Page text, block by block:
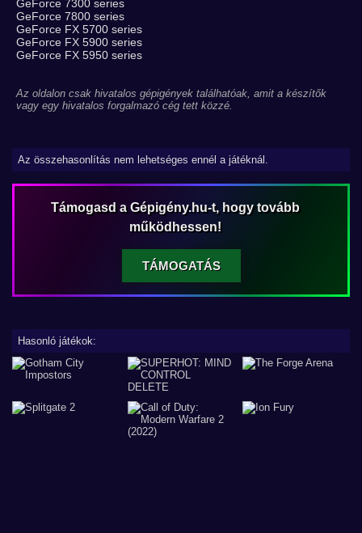
GeForce 7300 series
GeForce 7800 series
GeForce FX 5700 series
GeForce FX 5900 series
GeForce FX 5950 series
Az oldalon csak hivatalos gépigények találhatóak, amit a készítők
vagy egy hivatalos forgalmazó cég tett közzé.
Az összehasonlítás nem lehetséges ennél a játéknál.
Támogasd a Gépigény.hu-t, hogy tovább
működhessen!
TÁMOGATÁS
Hasonló játékok: